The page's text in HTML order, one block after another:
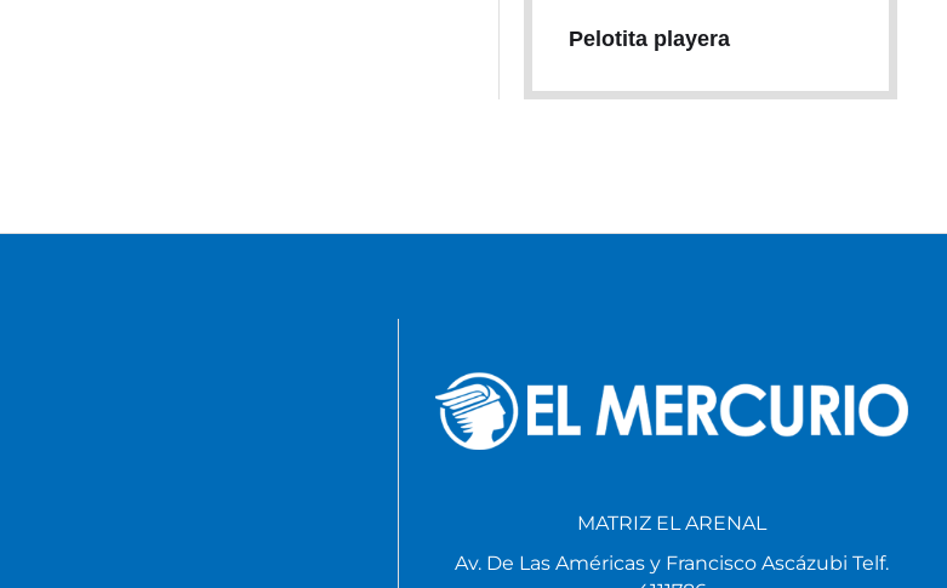
Pelotita playera
MATRIZ EL ARENAL
Av. De Las Américas y Francisco Ascázubi Telf.